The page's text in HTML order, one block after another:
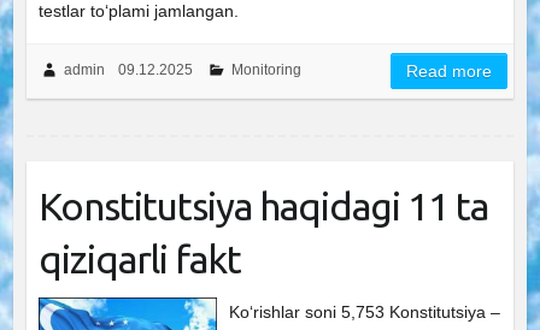
testlar toʻplami jamlangan.
admin 09.12.2025 Monitoring Read more
Konstitutsiya haqidagi 11 ta
qiziqarli fakt
Ko‘rishlar soni 5,753 Konstitutsiya –